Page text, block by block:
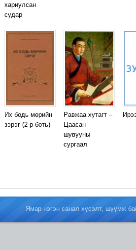
хариулсан
судар
Их бодь мөрийн
зэрэг (2-р боть)
Равжаа хутагт –
Цаасан
шувууны
сургаал
Ямар нэгэн санал хүсэлт, шүүмж